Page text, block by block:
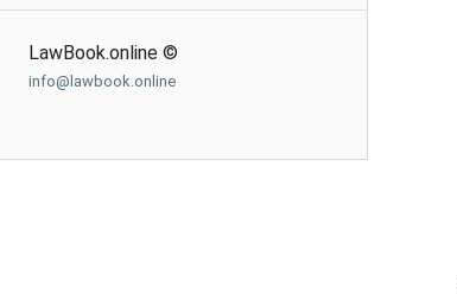
LawBook.online ©
info@lawbook.online